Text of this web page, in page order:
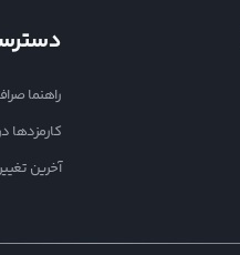
راهنما
کارمزدها
آخرین